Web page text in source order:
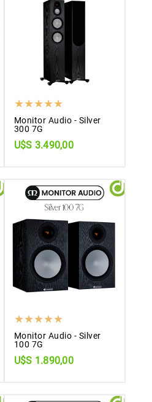
Monitor Audio - Silver
300 7G
U$S 3.490,00
Monitor Audio - Silver
100 7G
U$S 1.890,00